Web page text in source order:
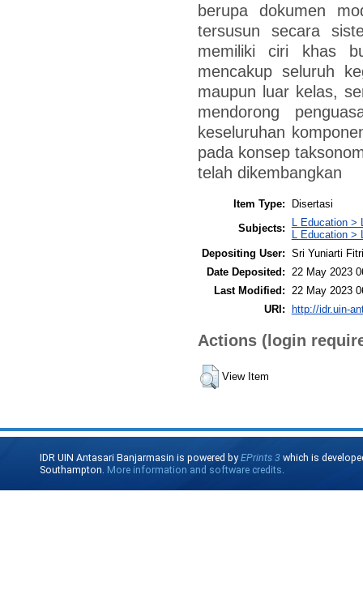
berupa dokumen
tersusun secara
memiliki ciri khas
mencakup seluruh
maupun luar kelas,
mendorong
keseluruhan
pada konsep
telah dikembangkan
Item Type:
Disertasi
Subjects:
L Education >
L Education >
Depositing User: Sri Yuniarti
Date Deposited:
22 May 2023
Last Modified:
22 May 2023
URI: http://idr.uin-
Actions (login
View Item
IDR UIN Antasari Banjarmasin is powered byEPrints 3 which is
Southampton. More information and software credits.